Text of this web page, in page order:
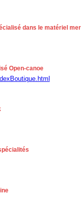
dans le matériel mer
Open-canoe